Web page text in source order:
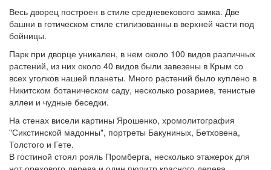
Весь дворец построен в стиле средневекового замка. Две
башни в готическом стиле стилизованны в верхней части под
бойницы.
Парк при дворце уникален, в нем около 100 видов различных
растений, из них около 40 видов были завезены в Крым со
всех уголков нашей планеты. Много растений было куплено в
Никитском ботаническом саду, несколько розариев, тенистые
аллеи и чудные беседки.
На стенах висели картины Ярошенко, хромолитография
"Сикстинской мадонны", портреты Бакуниных, Бетховена,
Толстого и Гете.
В гостиной стоял рояль Промберга, несколько этажерок для